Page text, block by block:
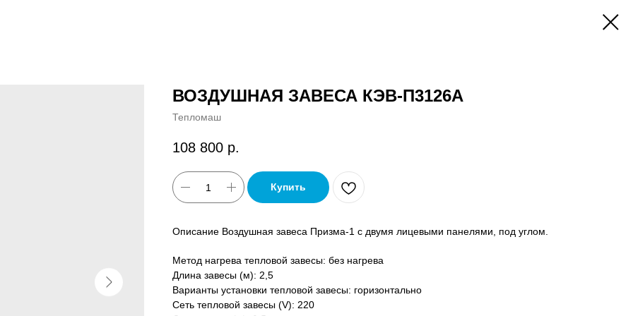
ВОЗДУШНАЯ ЗАВЕСА КЭВ-П3126A
Тепломаш
108 800 р.
Купить
Описание Воздушная завеса Призма-1 с двумя лицевыми панелями, под углом.
Метод нагрева тепловой завесы: без нагрева
Длина завесы (м): 2,5
Варианты установки тепловой завесы: горизонтально
Сеть тепловой завесы (V): 220